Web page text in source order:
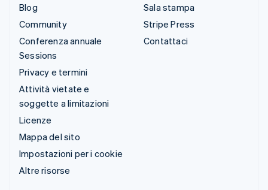
Blog
Community
Conferenza annuale
Sessions
Privacy e termini
Attività vietate e
soggette a limitazioni
Licenze
Mappa del sito
Impostazioni per i cookie
Altre risorse
Sala stampa
Stripe Press
Contattaci